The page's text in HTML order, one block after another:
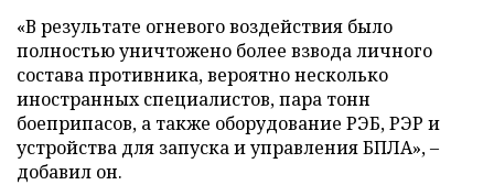
«В результате огневого воздействия было
полностью уничтожено более взвода личного
состава противника, вероятно несколько
иностранных специалистов, пара тонн
боеприпасов, а также оборудование РЭБ, РЭР и
устройства для запуска и управления БПЛА», –
добавил он.